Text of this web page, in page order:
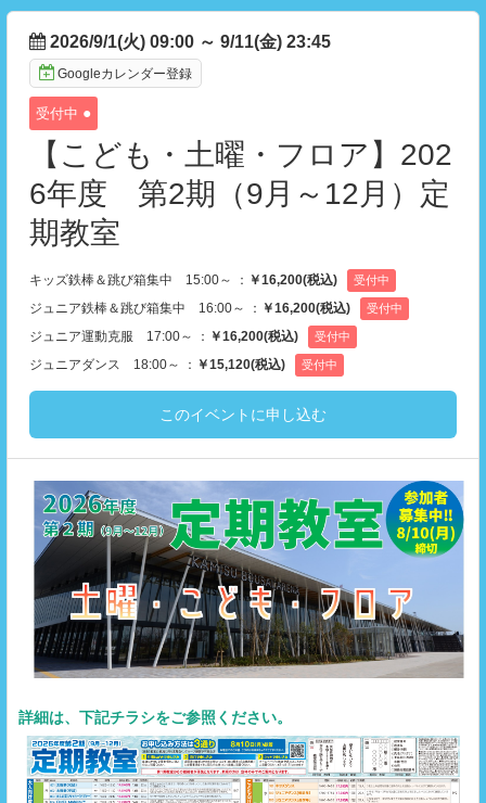
2026/9/1(火) 09:00 ～ 9/11(金) 23:45
Googleカレンダー登録
受付中 ●
【こども・土曜・フロア】202
6年度 第2期（9月～12月）定
期教室
キッズ鉄棒＆跳び箱集中 15:00～ ： ￥16,200(税込) 受付中
ジュニア鉄棒＆跳び箱集中 16:00～ ： ￥16,200(税込) 受付中
ジュニア運動克服 17:00～ ： ￥16,200(税込) 受付中
ジュニアダンス 18:00～ ： ￥15,120(税込) 受付中
このイベントに申し込む
詳細は、下記チラシをご参照ください。